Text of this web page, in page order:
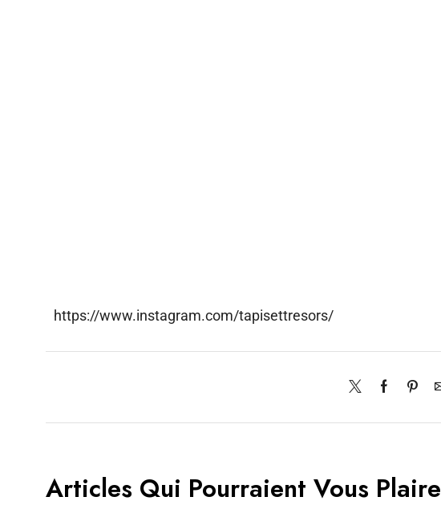
https://www.instagram.com/tapisettresors/
Articles Qui Pourraient Vous Plaire